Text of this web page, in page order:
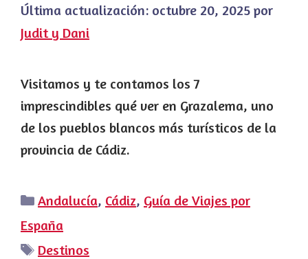
Última actualización: octubre 20, 2025 por
Judit y Dani
Visitamos y te contamos los 7
imprescindibles qué ver en Grazalema, uno
de los pueblos blancos más turísticos de la
provincia de Cádiz.
Categorías
Andalucía, Cádiz, Guía de Viajes por
España
Etiquetas
Destinos